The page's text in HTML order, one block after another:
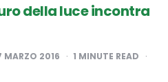
della luce incontra
MARZO 2016 1 MINUTE READ